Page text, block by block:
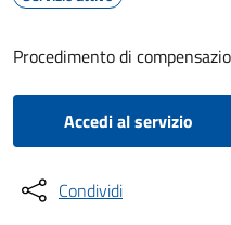
Procedimento di
Accedi al servizio
Condividi